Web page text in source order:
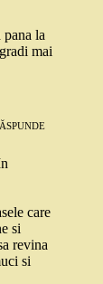
la
mai
care
si
revina
si